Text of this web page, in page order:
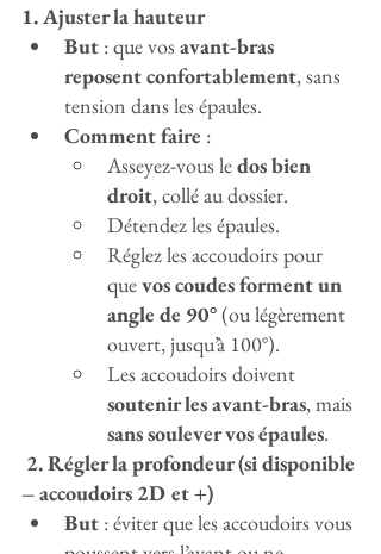
1. Ajuster la hauteur
But : que vos avant-bras
reposent confortablement, sans
tension dans les épaules.
Comment faire :
Asseyez-vous le dos bien
droit, collé au dossier.
Détendez les épaules.
Réglez les accoudoirs pour
que vos coudes forment un
angle de 90° (ou légèrement
ouvert, jusqu’à 100°).
Les accoudoirs doivent
soutenir les avant-bras, mais
sans soulever vos épaules.
2. Régler la profondeur (si disponible
– accoudoirs 2D et +)
But : éviter que les accoudoirs vous